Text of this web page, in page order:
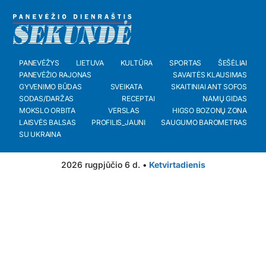
PANEVĖŽYS LIETUVA KULTŪRA SPORTAS
ŠEŠĖLIAI
PANEVĖŽIO RAJONAS
SAVAITĖS KLAUSIMAS
GYVENIMO BŪDAS
SVEIKATA
SKAITINIAI ANT SOFOS
SODAS/DARŽAS
RECEPTAI
NAMŲ GIDAS
MOKSLO ORBITA
VERSLAS
HIGSO BOZONŲ ZONA
LAISVĖS BALSAS
PROFILIS_JAUNI
SAUGUMO BAROMETRAS
SU UKRAINA
2026 rugpjūčio 6 d. • Ketvirtadienis